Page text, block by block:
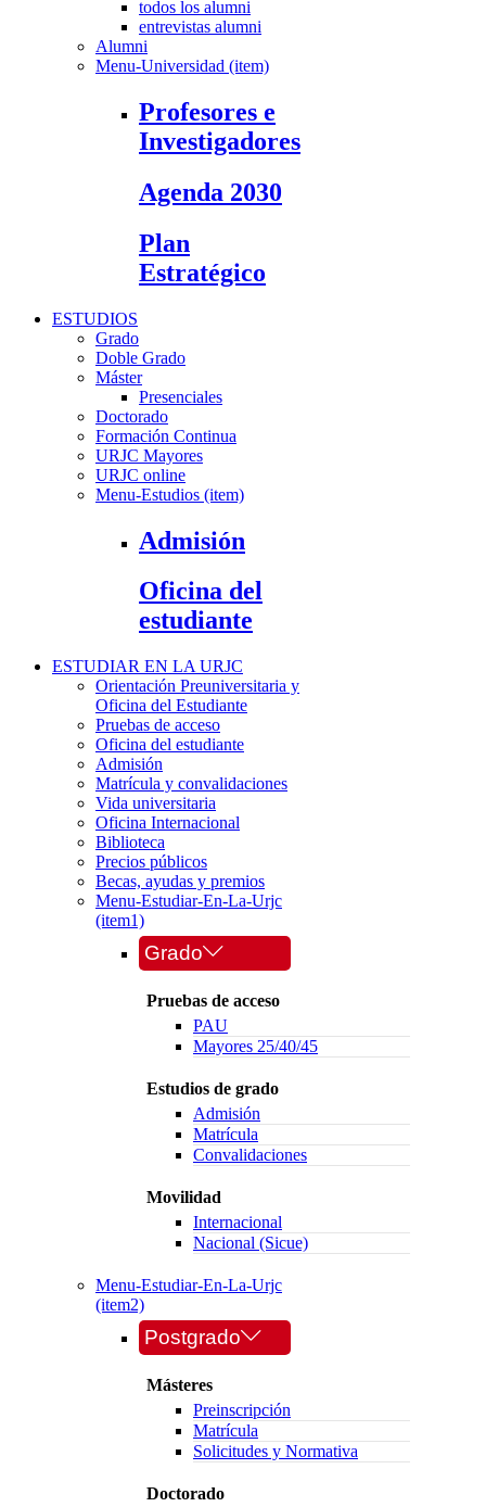
todos los alumni
entrevistas alumni
Alumni
Menu-Universidad (item)
Profesores e
Investigadores
Agenda 2030
Plan
Estratégico
ESTUDIOS
Grado
Doble Grado
Máster
Presenciales
Doctorado
Formación Continua
URJC Mayores
URJC online
Menu-Estudios (item)
Admisión
Oficina del
estudiante
ESTUDIAR EN LA URJC
Orientación Preuniversitaria y
Oficina del Estudiante
Pruebas de acceso
Oficina del estudiante
Admisión
Matrícula y convalidaciones
Vida universitaria
Oficina Internacional
Biblioteca
Precios públicos
Becas, ayudas y premios
Menu-Estudiar-En-La-Urjc
(item1)
Grado
Pruebas de acceso
PAU
Mayores 25/40/45
Estudios de grado
Admisión
Matrícula
Convalidaciones
Movilidad
Internacional
Nacional (Sicue)
Menu-Estudiar-En-La-Urjc
(item2)
Postgrado
Másteres
Preinscripción
Matrícula
Solicitudes y Normativa
Doctorado